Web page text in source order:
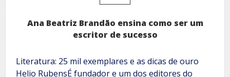
Ana Beatriz Brandão ensina como ser um
escritor de sucesso
Literatura: 25 mil exemplares e as dicas de ouro
Helio RubensÉ fundador e um dos editores do